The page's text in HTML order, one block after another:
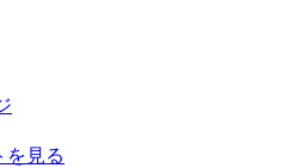
を見る